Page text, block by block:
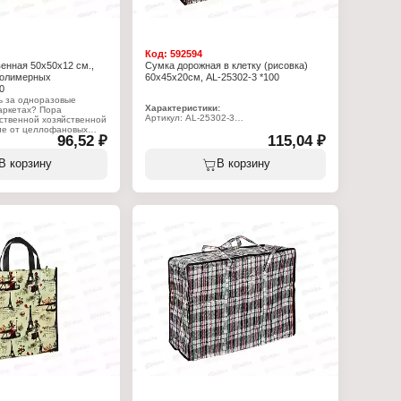
50х50х12 см.,
за одноразовые
Пора
хозяйственной
от целлофановых
не порвется и не
ответственный
из высокопрочного
большие
подходит перевозки
и рынках. 5
сумку:
на рынок и в
крепких ручек для
покупками,
прочную молнию-
для переноски
предметов, экономит
пакетов, а вместе с
окружающую
целофаном.
96,52 ₽
В корзину
Код:592594
Сумка дорожная в клетку (рисовка)
60х45х20см, AL-25302-3 *100
Характеристики:
Артикул: AL-25302-3
Материал: полимер
Дизайн: с рисунком
115,04 ₽
В корзину